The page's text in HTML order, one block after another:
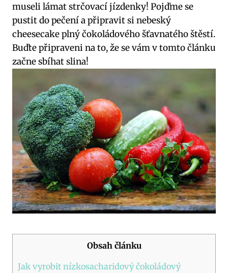
museli ⁤lámat strčovací jízdenky!‌ Pojďme⁣ se
⁢pustit ⁣do pečení a připravit si nebeský
⁣cheesecake plný čokoládového šťavnatého štěstí.⁢
Buďte připraveni na to, že se vám v tomto⁣ článku⁣
začne⁣ sbíhat slina!
Obsah článku
Jak​ vyrobit ⁣nízkosacharidový čokoládový